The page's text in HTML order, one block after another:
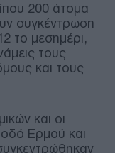
200 άτομα
συγκέντρωση
το μεσημέρι,
τους
και τους
και οι
Ερμού και